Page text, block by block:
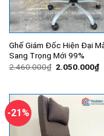
Ghế Giám Đốc Hiện Đại
Sang Trọng Mới 99%
2.460.000₫ Giá
2.050.000₫
-21%